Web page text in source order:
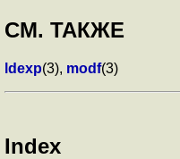
СМ. ТАКЖЕ
ldexp(3), modf(3)
Index